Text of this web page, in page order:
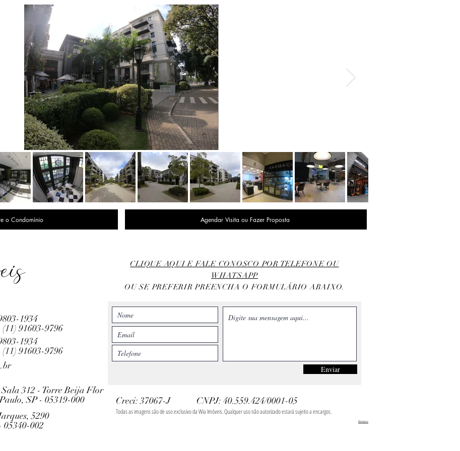
o Condomínio Agendar Visita ou Fazer Proposta
1934
(11)91603-9796
1934
(11)91603-9796
312 - Torre Beija Flor
SP - 05319-000
5290
05340-002
CLIQUE AQUI E FALE CONOSCO POR TELEFONE OU
WHATSAPP
OU SE PREFERIR PREENCHA O FORMULÁRIO ABAIXO.
Enviar
Creci: 37067-J CNPJ: 40.559.424/0001-05
Todas as imagens são de uso exclusivo da Wia Imóveis. Qualquer uso não autorizado estará sujeito a encargos.
Intranet